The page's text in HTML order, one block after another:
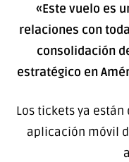
«Este vuelo es
relaciones con
consolidación
estratégico en
Los tickets ya
aplicación móvil